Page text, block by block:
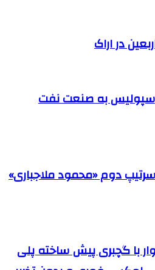
در اراک
به صنعت نفت
دوم «محمود ملاجباری»
با گچبری پیش ساخته پلی